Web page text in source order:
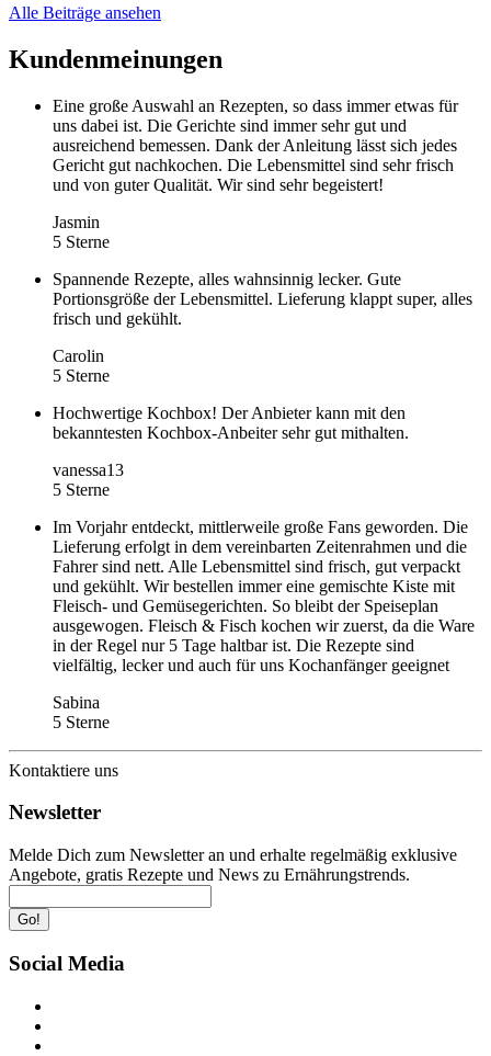
Alle Beiträge ansehen
Kundenmeinungen
Eine große Auswahl an Rezepten, so dass immer etwas für
uns dabei ist. Die Gerichte sind immer sehr gut und
ausreichend bemessen. Dank der Anleitung lässt sich jedes
Gericht gut nachkochen. Die Lebensmittel sind sehr frisch
und von guter Qualität. Wir sind sehr begeistert!
Jasmin
5 Sterne
Spannende Rezepte, alles wahnsinnig lecker. Gute
Portionsgröße der Lebensmittel. Lieferung klappt super, alles
frisch und gekühlt.
Carolin
5 Sterne
Hochwertige Kochbox! Der Anbieter kann mit den
bekanntesten Kochbox-Anbeiter sehr gut mithalten.
vanessa13
5 Sterne
Im Vorjahr entdeckt, mittlerweile große Fans geworden. Die
Lieferung erfolgt in dem vereinbarten Zeitenrahmen und die
Fahrer sind nett. Alle Lebensmittel sind frisch, gut verpackt
und gekühlt. Wir bestellen immer eine gemischte Kiste mit
Fleisch- und Gemüsegerichten. So bleibt der Speiseplan
ausgewogen. Fleisch & Fisch kochen wir zuerst, da die Ware
in der Regel nur 5 Tage haltbar ist. Die Rezepte sind
vielfältig, lecker und auch für uns Kochanfänger geeignet
Sabina
5 Sterne
Kontaktiere uns
Newsletter
Melde Dich zum Newsletter an und erhalte regelmäßig exklusive
Angebote, gratis Rezepte und News zu Ernährungstrends.
Go!
Social Media